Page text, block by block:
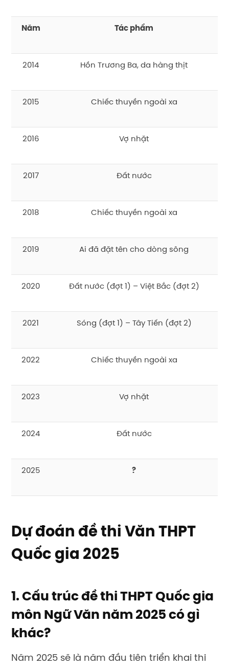
Năm Tác phẩm
2014 Hồn Trương Ba, da hàng thịt
2015 Chiếc thuyền ngoài xa
2016 Vợ nhặt
2017 Đất nước
2018 Chiếc thuyền ngoài xa
2019 Ai đã đặt tên cho dòng sông
2020 Đất nước (đợt 1) – Việt Bắc (đợt 2)
2021 Sóng (đợt 1) – Tây Tiến (đợt 2)
2022 Chiếc thuyền ngoài xa
2023 Vợ nhặt
2024 Đất nước
2025 ?
Dự đoán đề thi Văn THPT
Quốc gia 2025
1. Cấu trúc đề thi THPT Quốc gia
môn Ngữ Văn năm 2025 có gì
khác?
Năm 2025 sẽ là năm đầu tiên triển khai thi